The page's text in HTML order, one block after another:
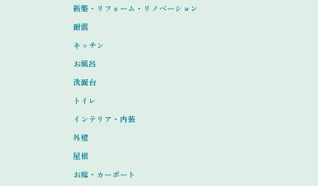
新築・リフォーム・リノベーション
耐震
キッチン
お風呂
洗面台
トイレ
インテリア・内装
外壁
屋根
お庭・カーポート